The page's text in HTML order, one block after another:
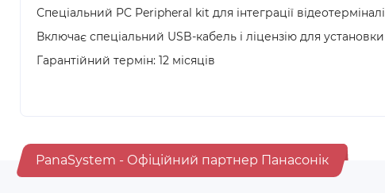
Спеціальний PC Peripheral kit для інтеграції
Включає спеціальний USB-кабель і ліцензію для
Гарантійний термін: 12 місяців
PanaSystem - Офіційний партнер Панасонік